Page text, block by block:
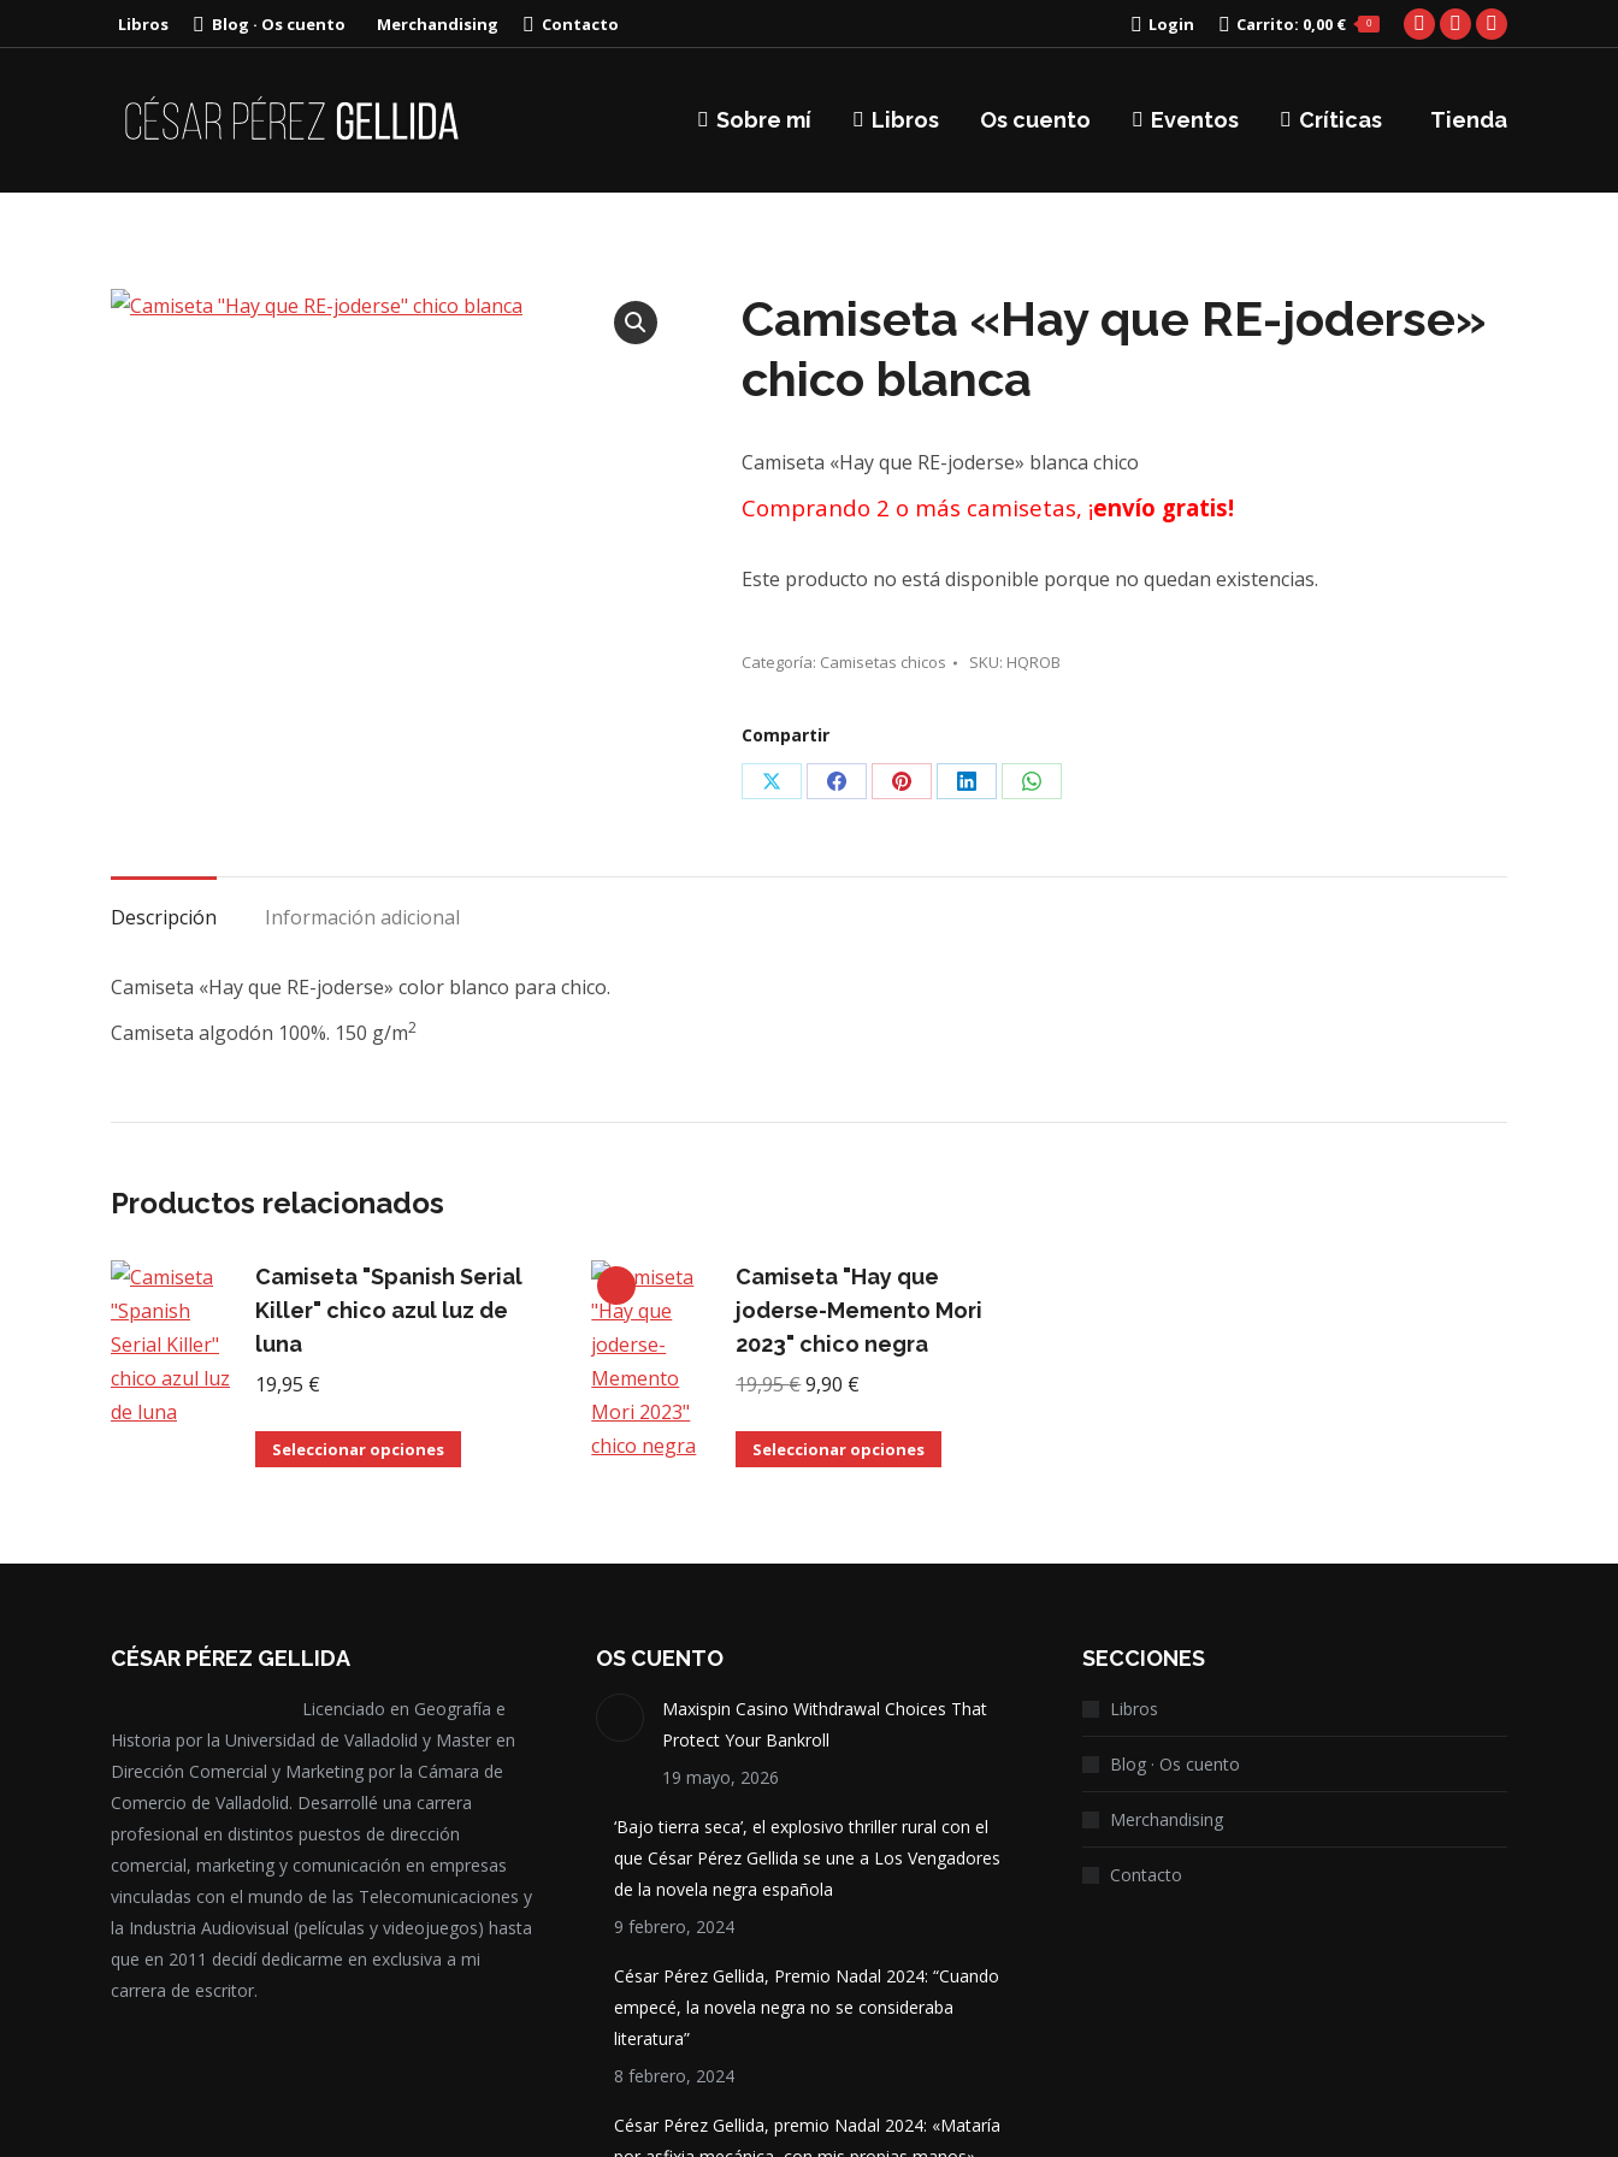
Libros Blog · Os cuento Merchandising Contacto Login Carrito: 0,00 € 0
Facebook
window
X
in
window
Instagram
in
window
Sobre mí Libros Os cuento Eventos Críticas Tienda
Camiseta «Hay que RE-joderse»
chico blanca
Camiseta «Hay que RE-joderse» blanca chico
Comprando 2 o más camisetas, ¡envío gratis!
Este producto no está disponible porque no quedan existencias.
Categoría: Camisetas chicos SKU: HQROB
Compartir
Share
X
Share
Facebook
Share
Pinterest
Share
LinkedIn
Share
WhatsApp
Descripción
Información adicional
Camiseta «Hay que RE-joderse» color blanco para chico.
Camiseta algodón 100%. 150 g/m2
Productos relacionados
Camiseta "Spanish Serial
Killer" chico azul luz de
luna
19,95 €
Seleccionar opciones
pueden
elegir
en
la
de
producto
Camiseta "Hay que
joderse-Memento Mori
2023" chico negra
19,95€El
original
9,90 €
actual
Seleccionar opciones
pueden
la
página
CÉSAR PÉREZ GELLIDA
Licenciado en Geografía e
Historia por la Universidad de Valladolid y Master en
Dirección Comercial y Marketing por la Cámara de
Comercio de Valladolid. Desarrollé una carrera
profesional en distintos puestos de dirección
comercial, marketing y comunicación en empresas
vinculadas con el mundo de las Telecomunicaciones y
la Industria Audiovisual (películas y videojuegos) hasta
que en 2011 decidí dedicarme en exclusiva a mi
carrera de escritor.
OS CUENTO
Maxispin Casino Withdrawal Choices That
Protect Your Bankroll
19 mayo, 2026
‘Bajo tierra seca’, el explosivo thriller rural con el
que César Pérez Gellida se une a Los Vengadores
de la novela negra española
9 febrero, 2024
César Pérez Gellida, Premio Nadal 2024: “Cuando
empecé, la novela negra no se consideraba
literatura”
8 febrero, 2024
César Pérez Gellida, premio Nadal 2024: «Mataría
SECCIONES
Libros
Blog · Os cuento
Merchandising
Contacto